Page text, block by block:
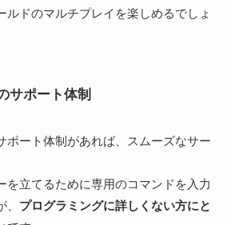
ルドのマルチプレイを楽しめるでしょ
サポート体制
ポート体制があれば、スムーズなサー
を立てるために専用のコマンドを入力
プログラミングに詳しくない方にと